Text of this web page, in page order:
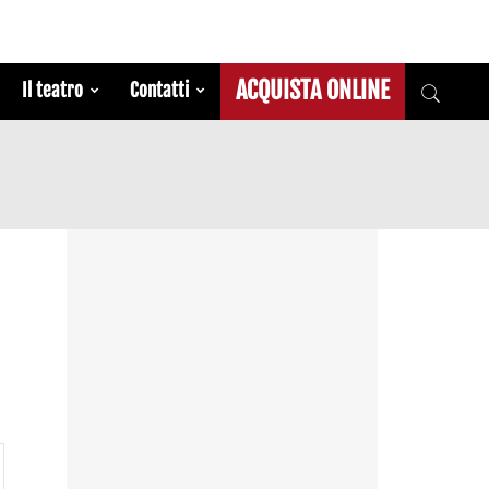
Il teatro Contatti ACQUISTA ONLINE